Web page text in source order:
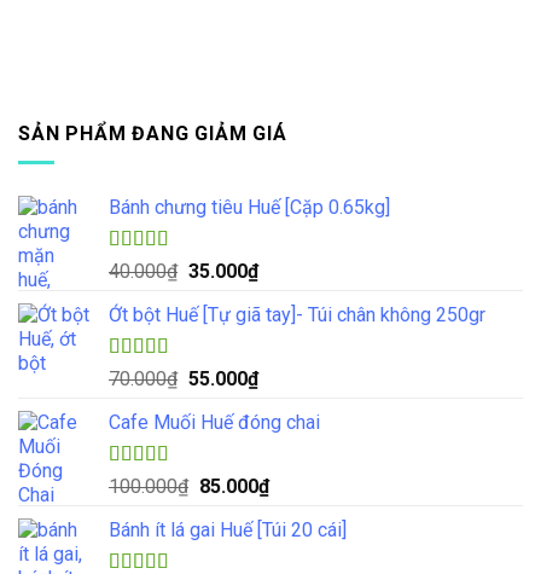
SẢN PHẨM ĐANG GIẢM GIÁ
Bánh chưng tiêu Huế [Cặp 0.65kg]
Được xếp
4.33
5 sao
40.000₫ Giá
là:
35.000₫Giá
tại
35.000₫.
Ớt bột Huế [Tự giã tay]- Túi chân không 250gr
Được xếp
5.00
sao
70.000₫ Giá
là:
55.000₫Giá
tại
55.000₫.
Cafe Muối Huế đóng chai
Được xếp
5.005
sao
100.000₫ Giá
là:
85.000₫Giá
tại
Bánh ít lá gai Huế [Túi 20 cái]